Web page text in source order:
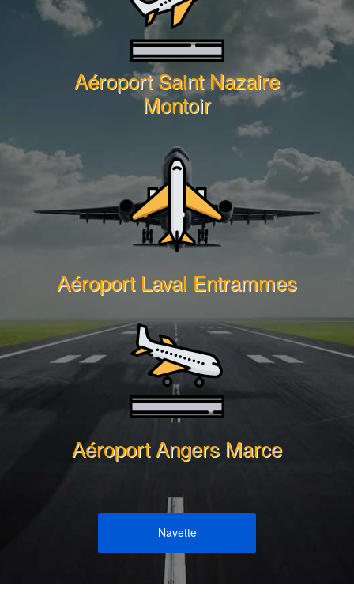
Aéroport Saint Nazaire
Montoir
Aéroport Laval Entrammes
Aéroport Angers Marce
Navette